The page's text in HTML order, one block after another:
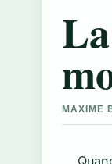
MAXIME